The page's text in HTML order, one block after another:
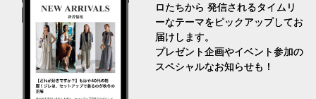
ロたちから 発信されるタイムリ
ーなテーマをピックアップしてお
届けします。
プレゼント企画やイベント参加の
スペシャルなお知らせも！